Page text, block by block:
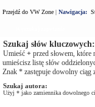
Przejdź do VW Zone | Nawigacja:
Szukaj słów kluczowych:
Umieść + przed słowem,
umieścisz listę słów
Znak * zastępuje dowolny ciąg
Szukaj autora:
Użyj * jako zamiennika dowolnego